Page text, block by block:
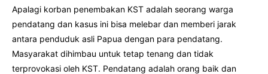
Apalagi korban penembakan KST adalah seorang warga
pendatang dan kasus ini bisa melebar dan memberi jarak
antara penduduk asli Papua dengan para pendatang.
Masyarakat dihimbau untuk tetap tenang dan tidak
terprovokasi oleh KST. Pendatang adalah orang baik dan